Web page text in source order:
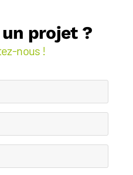
un projet ?
nous !